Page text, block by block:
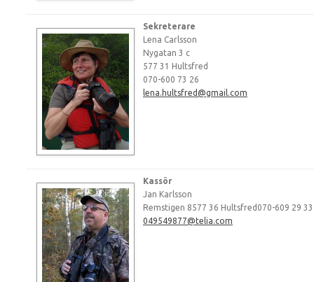
Sekreterare
Lena Carlsson
Nygatan 3 c
577 31 Hultsfred
070-600 73 26
lena.hultsfred@gmail.com
Kassör
Jan Karlsson
Remstigen 8577 36 Hultsfred070-609 29 33
049549877@telia.com